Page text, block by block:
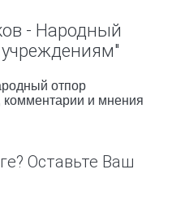
- Народный
отпор
и мнения
Оставьте Ваш